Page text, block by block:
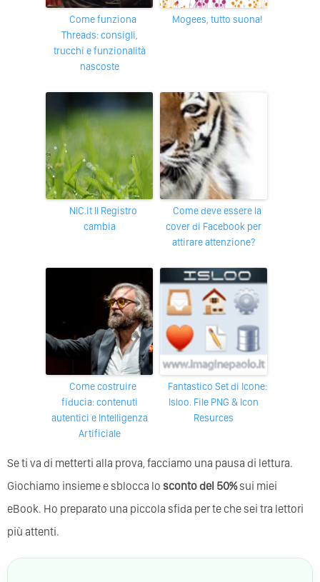
Come funziona
Threads: consigli,
trucchi e funzionalità
nascoste
Mogees, tutto suona!
NIC.it Il Registro
cambia
Come deve essere la
cover di Facebook per
attirare attenzione?
Come costruire
fiducia: contenuti
autentici e Intelligenza
Artificiale
Fantastico Set di Icone:
Isloo. File PNG & Icon
Resurces
Se ti va di metterti alla prova, facciamo una pausa di lettura.
Giochiamo insieme e sblocca lo sconto del 50%sui miei
eBook. Ho preparato una piccola sfida per te che sei tra lettori
più attenti.